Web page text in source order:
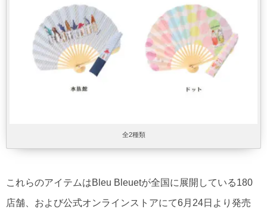
全2種類
これらのアイテムはBleu Bleuetが全国に展開している180
店舗、および公式オンラ​​インストアにて6月24日より発売